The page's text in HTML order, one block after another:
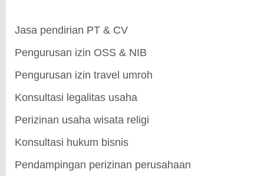
Jasa pendirian PT & CV
Pengurusan izin OSS & NIB
Pengurusan izin travel umroh
Konsultasi legalitas usaha
Perizinan usaha wisata religi
Konsultasi hukum bisnis
Pendampingan perizinan perusahaan